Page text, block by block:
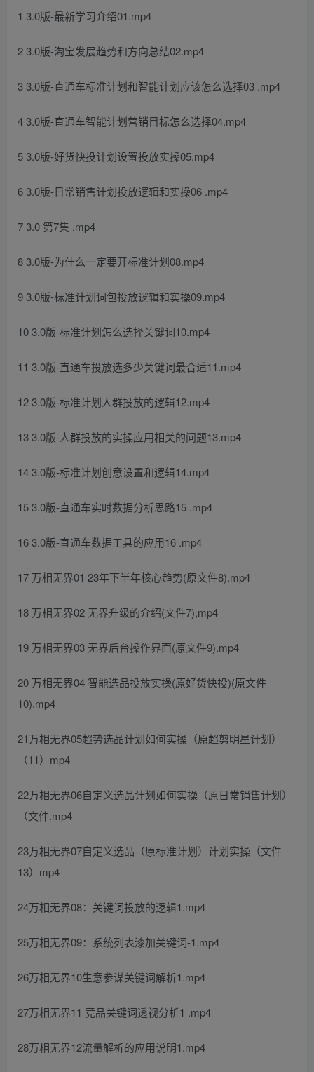
1 3.0版-最新学习介绍01.mp4
2 3.0版-淘宝发展趋势和方向总结02.mp4
3 3.0版-直通车标准计划和智能计划应该怎么选择03 .mp4
4 3.0版-直通车智能计划营销目标怎么选择04.mp4
5 3.0版-好货快投计划设置投放实操05.mp4
6 3.0版-日常销售计划投放逻辑和实操06 .mp4
7 3.0 第7集 .mp4
8 3.0版-为什么一定要开标准计划08.mp4
9 3.0版-标准计划词包投放逻辑和实操09.mp4
10 3.0版-标准计划怎么选择关键词10.mp4
11 3.0版-直通车投放选多少关键词最合适11.mp4
12 3.0版-标准计划人群投放的逻辑12.mp4
13 3.0版-人群投放的实操应用相关的问题13.mp4
14 3.0版-标准计划创意设置和逻辑14.mp4
15 3.0版-直通车实时数据分析思路15 .mp4
16 3.0版-直通车数据工具的应用16 .mp4
17 万相无界01 23年下半年核心趋势(原文件8).mp4
18 万相无界02 无界升级的介绍(文件7),mp4
19 万相无界03 无界后台操作界面(原文件9).mp4
20 万相无界04 智能选品投放实操(原好货快投)(原文件
10).mp4
21万相无界05超势选品计划如何实操（原超剪明星计划）
（11）mp4
22万相无界06自定义选品计划如何实操（原日常销售计划）
（文件.mp4
23万相无界07自定义选品（原标准计划）计划实操（文件
13）mp4
24万相无界08：关键词投放的逻辑1.mp4
25万相无界09：系统列表漆加关键词-1.mp4
26万相无界10生意参谋关键词解析1.mp4
27万相无界11 竞品关键词透视分析1 .mp4
28万相无界12流量解析的应用说明1.mp4